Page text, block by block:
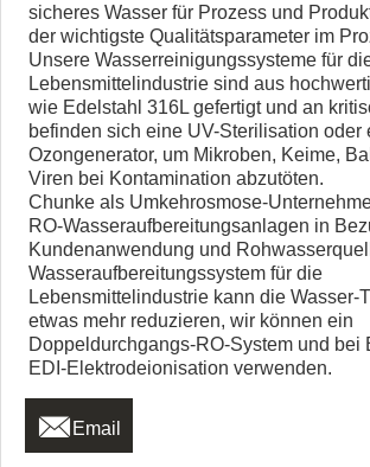
sicheres Wasser für Prozess und
der wichtigste Qualitätsparameter im
Unsere Wasserreinigungssysteme für
Lebensmittelindustrie sind aus
wie Edelstahl 316L gefertigt und an
befinden sich eine UV-Sterilisation oder
Ozongenerator, um Mikroben, Keime,
Viren bei Kontamination abzutöten.
Chunke als Umkehrosmose-
RO-Wasseraufbereitungsanlagen in
Kundenanwendung und
Wasseraufbereitungssystem für die
Lebensmittelindustrie kann die Wasser-
etwas mehr reduzieren, wir können ein
Doppeldurchgangs-RO-System und bei
EDI-Elektrodeionisation verwenden.
 Email